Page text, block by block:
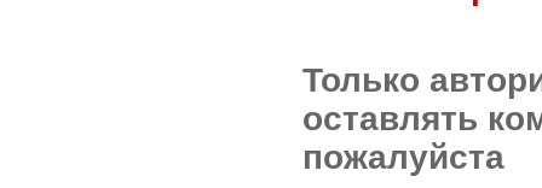
Только
оставлять
пожалуйста